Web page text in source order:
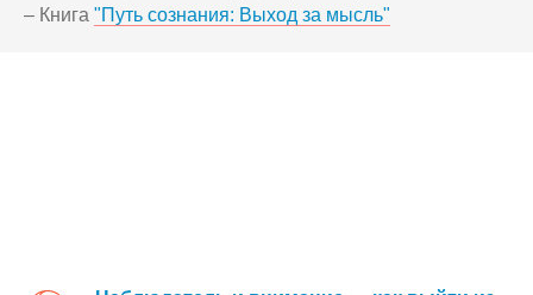
– Книга "Путь сознания: Выход за мысль"